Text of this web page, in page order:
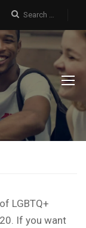
LGBTQ+
If you want